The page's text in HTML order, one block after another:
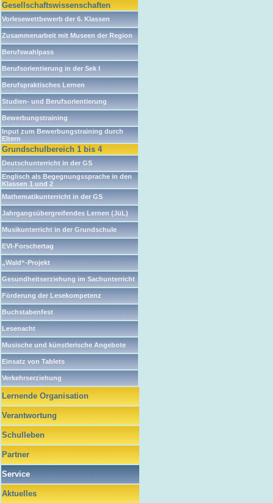
Gesellschaftswissenschaften
Vorlesewettbewerb der 6. Klassen
Zusammenarbeit mit Museen der Region
Berufswahlpass
Berufsorientierung in der Sek I
Berufspraktisches Lernen
Studien- und Berufsorientierung
Bewerbungstraining
Input zum Bewerbungstraining durch
Eltern
Grundschulbereich 1 bis 4
Deutschunterricht in der GS
Englisch als Begegnungssprache in den
Klassen 1 und 2
Mathematikunterricht in der GS
Jahrgangsübergreifendes Lernen (JüL)
Musikunterricht in der Grundschule
EVI-Forschertag
„Wald“-Projekt
Gesundheitserziehung im Sachunterricht
Förderung der Lesekompetenz
Buchstabenfest
Lesenacht
Musische und künstlerische Angebote
Einsatz von Tablets
Verkehrserziehung
Lernende Organisation
Verantwortung
Schulleben
Partner
Service
Aktuelles